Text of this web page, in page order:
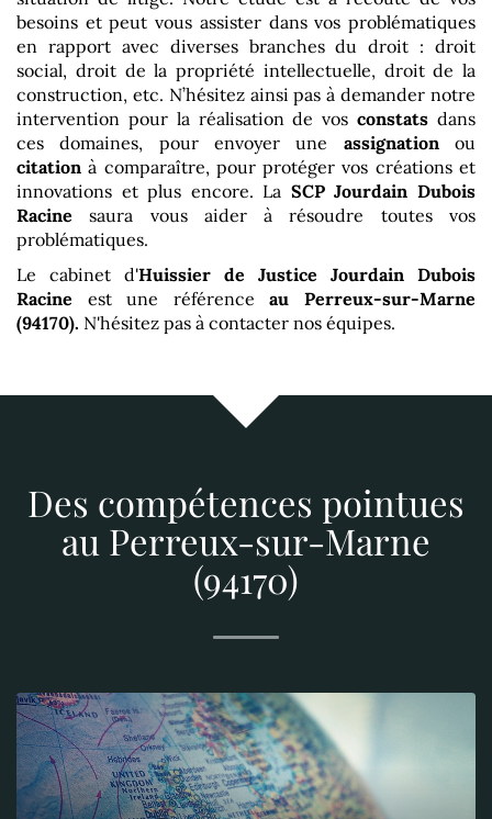
besoins et peut vous assister dans vos problématiques
en rapport avec diverses branches du droit : droit
social, droit de la propriété intellectuelle, droit de la
construction, etc. N’hésitez ainsi pas à demander notre
intervention pour la réalisation de vosconstats dans
ces domaines, pour envoyer une assignationou
citation à comparaître, pour protéger vos créations et
innovations et plus encore. La SCP Jourdain Dubois
Racine saura vous aider à résoudre toutes vos
problématiques.
Le cabinet d'Huissier de Justice Jourdain Dubois
Racine est une référence
au Perreux-sur-Marne
(94170). N'hésitez pas à contacter nos équipes.
Des compétences pointues
au Perreux-sur-Marne
(94170)